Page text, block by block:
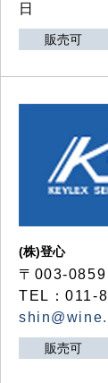
日
販売可
(株)登心
〒003-
TEL：011-
販売可